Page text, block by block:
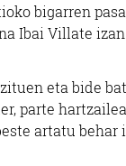
bigarren
Ibai Villate
eta bide
parte
artatu behar